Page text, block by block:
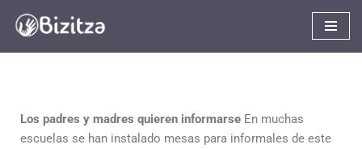
Los padres y madres quieren informarse En muchas
escuelas se han instalado mesas para informales de este